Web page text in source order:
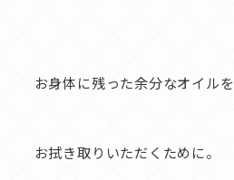
お身体に残った余分なオイルを
お拭き取りいただくために。